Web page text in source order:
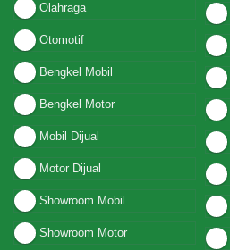
Olahraga
Otomotif
Bengkel Mobil
Bengkel Motor
Mobil Dijual
Motor Dijual
Showroom Mobil
Showroom Motor